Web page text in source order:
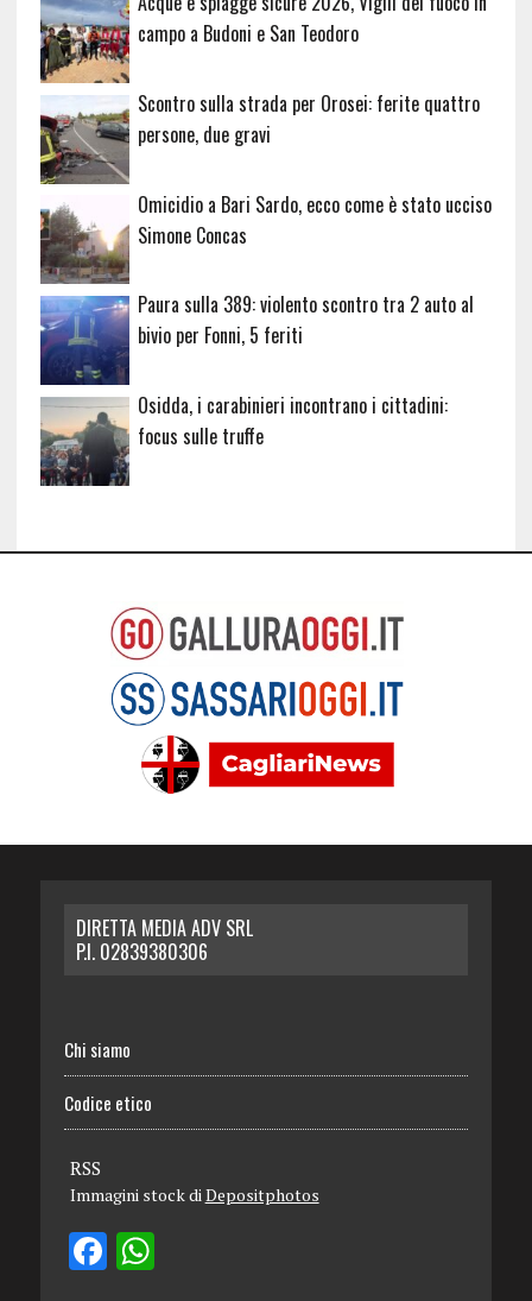
campo a Budoni e San Teodoro
Scontro sulla strada per Orosei: ferite quattro
persone, due gravi
Omicidio a Bari Sardo, ecco come è stato ucciso
Simone Concas
Paura sulla 389: violento scontro tra 2 auto al
bivio per Fonni, 5 feriti
Osidda, i carabinieri incontrano i cittadini:
focus sulle truffe
DIRETTA MEDIA ADV SRL
P.I. 02839380306
Chi siamo
Codice etico
RSS
Immagini stock diDepositphotos